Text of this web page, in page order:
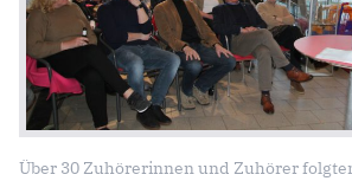
Über 30 Zuhörerinnen und Zuhörer